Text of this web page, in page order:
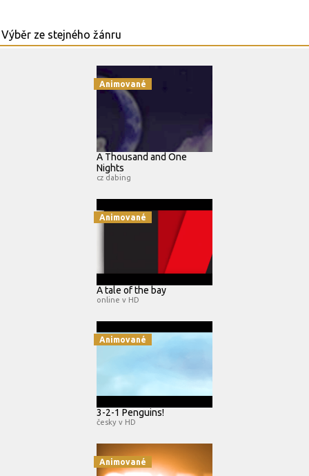
Animované
A Thousand and One
Nights
cz dabing
Animované
A tale of the bay
online v HD
Animované
3-2-1 Penguins!
česky v HD
Animované